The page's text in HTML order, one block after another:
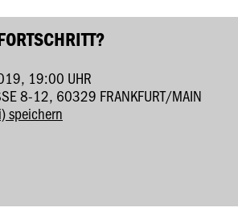
19:00 UHR
8-12, 60329 FRANKFURT/MAIN
speichern